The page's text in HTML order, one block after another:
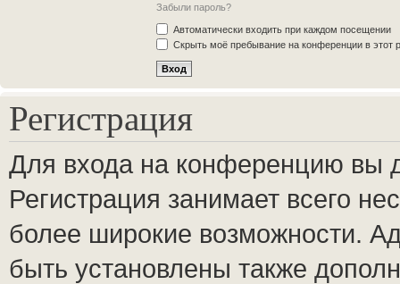
Забыли пароль?
Автоматически входить при каждом посещении
Скрыть моё пребывание на конференции в этот
Регистрация
Для входа на конференцию вы
Регистрация занимает всего
более широкие возможности.
быть установлены также